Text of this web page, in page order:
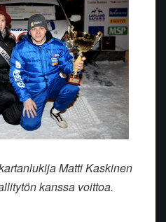
Matti Kaskinen
kanssa voittoa.